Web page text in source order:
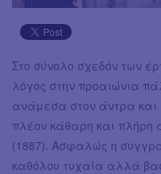
Στο σύνολο σχεδόν των
λόγος στην προαιώνια
ανάμεσα στον άντρα και
πλέον κάθαρη και πλήρη
(1887). Ασφαλώς η
καθόλου τυχαία αλλά